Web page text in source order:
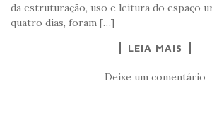
da estruturação, uso e leitura do espaço
quatro dias, foram […]
LEIA MAIS
Deixe um comentário